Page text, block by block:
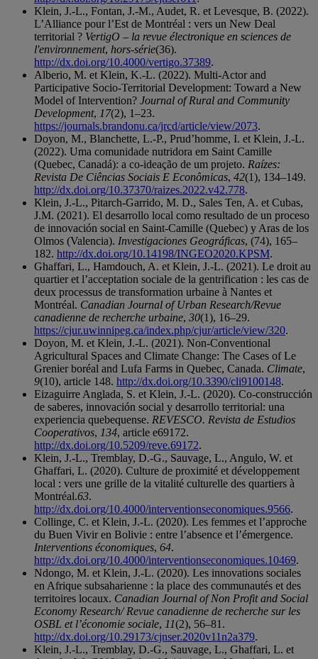
Klein, J.-L., Fontan, J.-M., Audet, R. et Levesque, B. (2022).
L’Alliance pour l’Est de Montréal : vers un New Deal
territorial ? VertigO – la revue électronique en sciences de
l'environnement, hors-série(36).
http://dx.doi.org/10.4000/vertigo.37389.
Alberio, M. et Klein, K.-L. (2022). Multi-Actor and
Participative Socio-Territorial Development: Toward a New
Model of Intervention? Journal of Rural and Community
Development, 17(2), 1–23.
https://journals.brandonu.ca/jrcd/article/view/2073.
Doyon, M., Blanchette, L.-P., Prud’homme, I. et Klein, J.-L.
(2022). Uma comunidade nutridora em Saint Camille
(Quebec, Canadá): a co-ideação de um projeto. Raízes:
Revista De Ciências Sociais E Econômicas, 42(1), 134–149.
http://dx.doi.org/10.37370/raizes.2022.v42.778.
Klein, J.-L., Pitarch-Garrido, M. D., Sales Ten, A. et Cubas,
J.M. (2021). El desarrollo local como resultado de un proceso
de innovación social en Saint-Camille (Quebec) y Aras de los
Olmos (Valencia). Investigaciones Geográficas, (74), 165–
182. http://dx.doi.org/10.14198/INGEO2020.KPSM.
Ghaffari, L., Hamdouch, A. et Klein, J.-L. (2021). Le droit au
quartier et l’acceptation sociale de la gentrification : les cas de
deux processus de transformation urbaine à Nantes et
Montréal. Canadian Journal of Urban Research/Revue
canadienne de recherche urbaine, 30(1), 16–29.
https://cjur.uwinnipeg.ca/index.php/cjur/article/view/320.
Doyon, M. et Klein, J.-L. (2021). Non-Conventional
Agricultural Spaces and Climate Change: The Cases of Le
Grenier boréal and Lufa Farms in Quebec, Canada. Climate,
9(10), article 148. http://dx.doi.org/10.3390/cli9100148.
Eizaguirre Anglada, S. et Klein, J.-L. (2020). Co-construcción
de saberes, innovación social y desarrollo territorial: una
experiencia quebequense. REVESCO. Revista de Estudios
Cooperativos, 134, article e69172.
http://dx.doi.org/10.5209/reve.69172.
Klein, J.-L., Tremblay, D.-G., Sauvage, L., Angulo, W. et
Ghaffari, L. (2020). Culture de proximité et développement
local : vers une grille de la vitalité culturelle des quartiers à
Montréal.63.
http://dx.doi.org/10.4000/interventionseconomiques.9566.
Collinge, C. et Klein, J.-L. (2020). Les femmes et l’approche
du Buen Vivir en Bolivie : entre l’absence et l’émergence.
Interventions économiques, 64.
http://dx.doi.org/10.4000/interventionseconomiques.10469.
Ndongo, M. et Klein, J.-L. (2020). Les innovations sociales
en Afrique subsaharienne : la place des communautés et des
territoires locaux. Canadian Journal of Non Profit and Social
Economy Research/ Revue canadienne de recherche sur les
OSBL et l’économie sociale, 11(2), 56–81.
http://dx.doi.org/10.29173/cjnser.2020v11n2a379.
Klein, J.-L., Tremblay, D.-G., Sauvage, L., Ghaffari, L. et